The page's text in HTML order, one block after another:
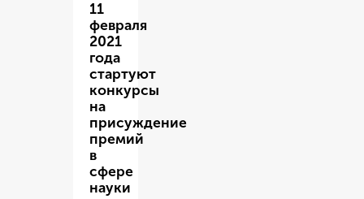
11
февраля
2021
года
стартуют
конкурсы
на
присуждение
премий
в
сфере
науки